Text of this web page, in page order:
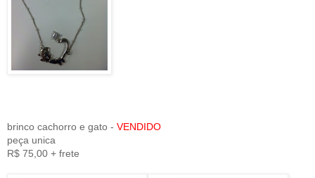
brinco cachorro e gato - VENDIDO
peça unica
R$ 75,00 + frete